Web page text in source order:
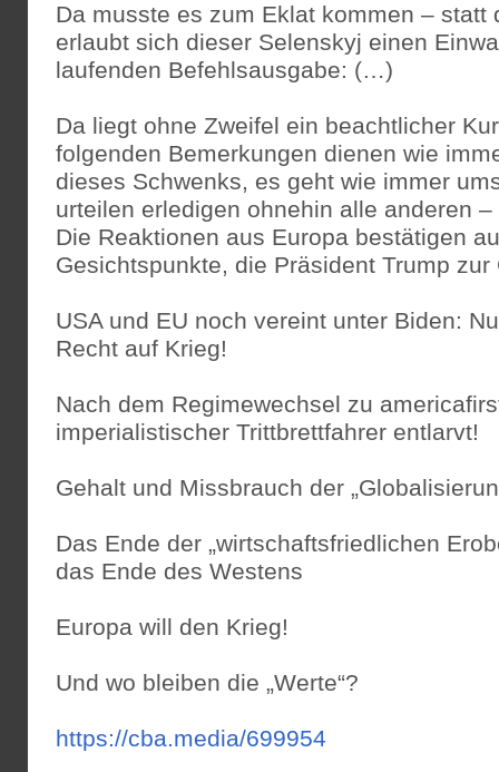
Da musste es zum Eklat kommen – statt
erlaubt sich dieser Selenskyj einen
laufenden Befehlsausgabe: (…)
Da liegt ohne Zweifel ein beachtlicher
folgenden Bemerkungen dienen wie
dieses Schwenks, es geht wie immer
urteilen erledigen ohnehin alle anderen
Die Reaktionen aus Europa bestätigen
Gesichtspunkte, die Präsident Trump zur
USA und EU noch vereint unter Biden:
Recht auf Krieg!
Nach dem Regimewechsel zu
imperialistischer Trittbrettfahrer entlarvt!
Gehalt und Missbrauch der
Das Ende der „wirtschaftsfriedlichen
das Ende des Westens
Europa will den Krieg!
Und wo bleiben die „Werte“?
https://cba.media/699954